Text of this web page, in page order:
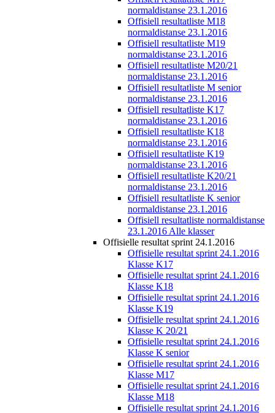
normaldistanse 23.1.2016
Offisiell resultatliste M18
normaldistanse 23.1.2016
Offisiell resultatliste M19
normaldistanse 23.1.2016
Offisiell resultatliste M20/21
normaldistanse 23.1.2016
Offisiell resultatliste M senior
normaldistanse 23.1.2016
Offisiell resultatliste K17
normaldistanse 23.1.2016
Offisiell resultatliste K18
normaldistanse 23.1.2016
Offisiell resultatliste K19
normaldistanse 23.1.2016
Offisiell resultatliste K20/21
normaldistanse 23.1.2016
Offisiell resultatliste K senior
normaldistanse 23.1.2016
Offisiell resultatliste normaldistanse
23.1.2016 Alle klasser
Offisielle resultat sprint 24.1.2016
Offisielle resultat sprint 24.1.2016
Klasse K17
Offisielle resultat sprint 24.1.2016
Klasse K18
Offisielle resultat sprint 24.1.2016
Klasse K19
Offisielle resultat sprint 24.1.2016
Klasse K 20/21
Offisielle resultat sprint 24.1.2016
Klasse K senior
Offisielle resultat sprint 24.1.2016
Klasse M17
Offisielle resultat sprint 24.1.2016
Klasse M18
Offisielle resultat sprint 24.1.2016